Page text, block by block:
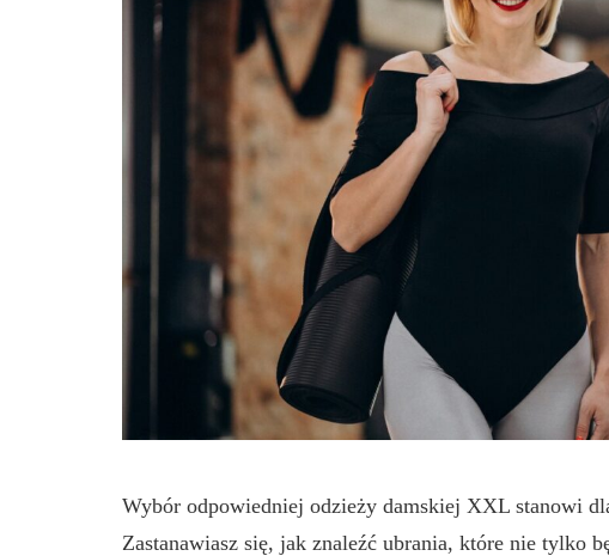
Wybór odpowiedniej odzieży damskiej XXL stanowi
Zastanawiasz się, jak znaleźć ubrania, które nie tylko